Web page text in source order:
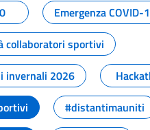
Emergenza COVID-
collaboratori sportivi
invernali 2026
#distantimauniti